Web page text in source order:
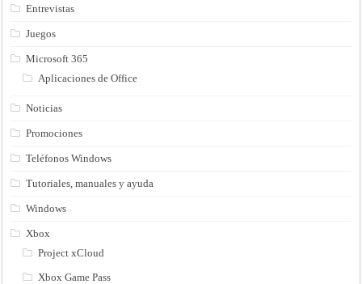
Entrevistas
Juegos
Microsoft 365
Aplicaciones de Office
Noticias
Promociones
Teléfonos Windows
Tutoriales, manuales y ayuda
Windows
Xbox
Project xCloud
Xbox Game Pass